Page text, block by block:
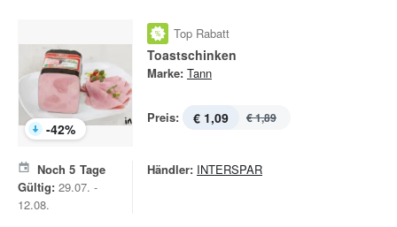
-42%
Top Rabatt
Toastschinken
Marke: Tann
Preis: € 1,09 € 1,89
Noch 5 Tage
Gültig: 29.07. -
12.08.
Händler: INTERSPAR